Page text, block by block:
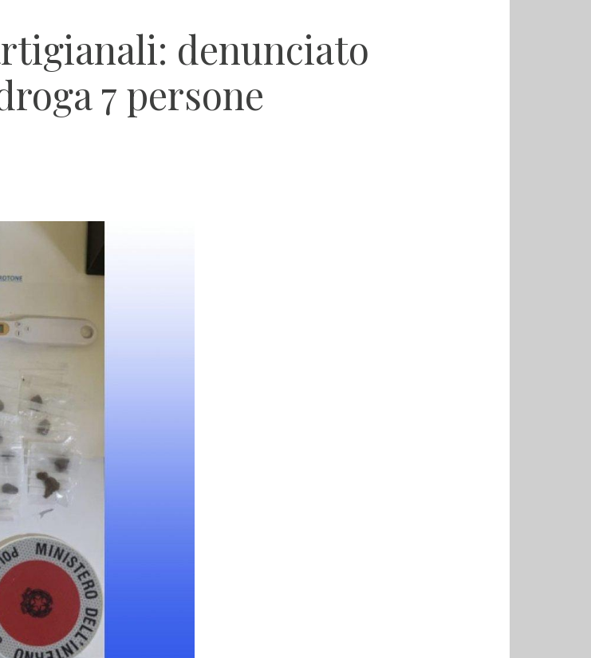
denunciato
7 persone